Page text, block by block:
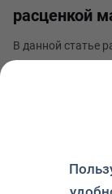
расценкой
В данной статье
виды и, в
дается
проекция